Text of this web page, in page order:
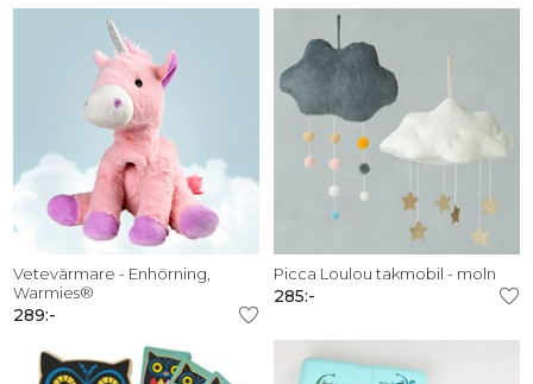
Vetevärmare - Enhörning,
Warmies®
289:-
Picca Loulou takmobil - moln
285:-